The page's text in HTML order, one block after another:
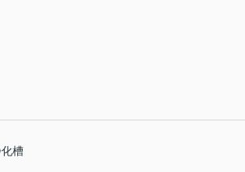
槽